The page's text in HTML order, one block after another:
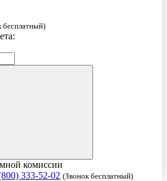
бесплатный)
комиссии
333-52-02 (Звонок бесплатный)